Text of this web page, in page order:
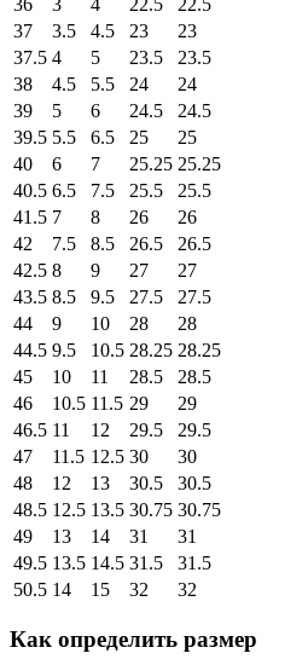
37
3.5 4.5 23
23
37.5 4 5 23.5
23.5
38
4.5 5.5 24
24
39
5 6 24.5
24.5
39.5 5.5 6.5 25
25
40
6 7 25.25 25.25
40.5 6.5 7.5 25.5
25.5
41.5 7 8 26
26
42
7.5 8.5 26.5
26.5
42.5 8 9 27
27
43.5 8.5 9.5 27.5
27.5
44
9 10 28
28
44.5 9.5 10.5 28.25 28.25
45
10 11 28.5
28.5
46
10.5 11.5 29
29
46.5 11 12 29.5
29.5
47
11.5 12.5 30
30
48
12 13 30.5
30.5
48.5 12.5 13.5 30.75 30.75
49
13 14 31
31
49.5 13.5 14.5 31.5
31.5
50.5 14 15 32 32
Как определить размер